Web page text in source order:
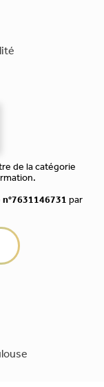
de la catégorie
n°7631146731par